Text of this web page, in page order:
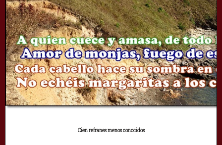
Cien refranes menos conocidos